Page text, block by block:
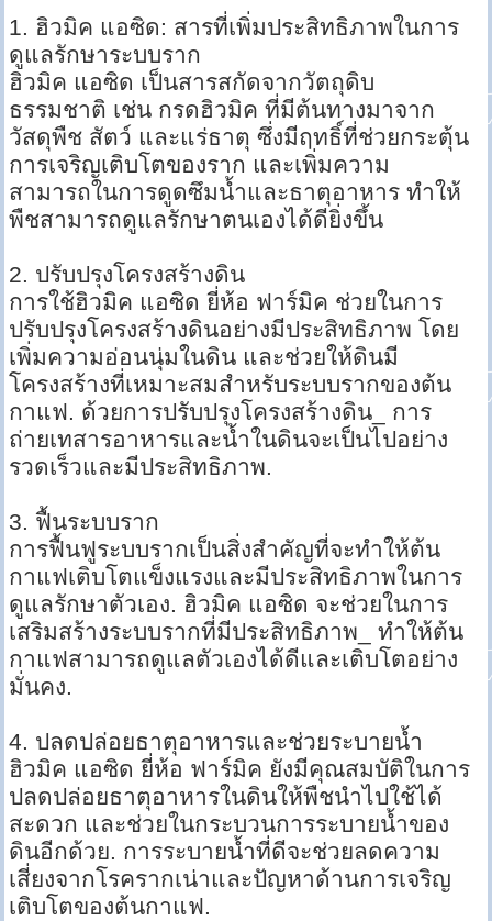
1. ฮิวมิค แอซิด: สารที่เพิ่มประสิทธิภาพในการ
ดูแลรักษาระบบราก
ฮิวมิค แอซิด เป็นสารสกัดจากวัตถุดิบ
ธรรมชาติ เช่น กรดฮิวมิค ที่มีต้นทางมาจาก
วัสดุพืช สัตว์ และแร่ธาตุ ซึ่งมีฤทธิ์ที่ช่วยกระตุ้น
การเจริญเติบโตของราก และเพิ่มความ
สามารถในการดูดซึมน้ำและธาตุอาหาร ทำให้
พืชสามารถดูแลรักษาตนเองได้ดียิ่งขึ้น
2. ปรับปรุงโครงสร้างดิน
การใช้ฮิวมิค แอซิด ยี่ห้อ ฟาร์มิค ช่วยในการ
ปรับปรุงโครงสร้างดินอย่างมีประสิทธิภาพ โดย
เพิ่มความอ่อนนุ่มในดิน และช่วยให้ดินมี
โครงสร้างที่เหมาะสมสำหรับระบบรากของต้น
กาแฟ. ด้วยการปรับปรุงโครงสร้างดิน_ การ
ถ่ายเทสารอาหารและน้ำในดินจะเป็นไปอย่าง
รวดเร็วและมีประสิทธิภาพ.
3. ฟื้นระบบราก
การฟื้นฟูระบบรากเป็นสิ่งสำคัญที่จะทำให้ต้น
กาแฟเติบโตแข็งแรงและมีประสิทธิภาพในการ
ดูแลรักษาตัวเอง. ฮิวมิค แอซิด จะช่วยในการ
เสริมสร้างระบบรากที่มีประสิทธิภาพ_ ทำให้ต้น
กาแฟสามารถดูแลตัวเองได้ดีและเติบโตอย่าง
มั่นคง.
4. ปลดปล่อยธาตุอาหารและช่วยระบายน้ำ
ฮิวมิค แอซิด ยี่ห้อ ฟาร์มิค ยังมีคุณสมบัติในการ
ปลดปล่อยธาตุอาหารในดินให้พืชนำไปใช้ได้
สะดวก และช่วยในกระบวนการระบายน้ำของ
ดินอีกด้วย. การระบายน้ำที่ดีจะช่วยลดความ
เสี่ยงจากโรครากเน่าและปัญหาด้านการเจริญ
เติบโตของต้นกาแฟ.